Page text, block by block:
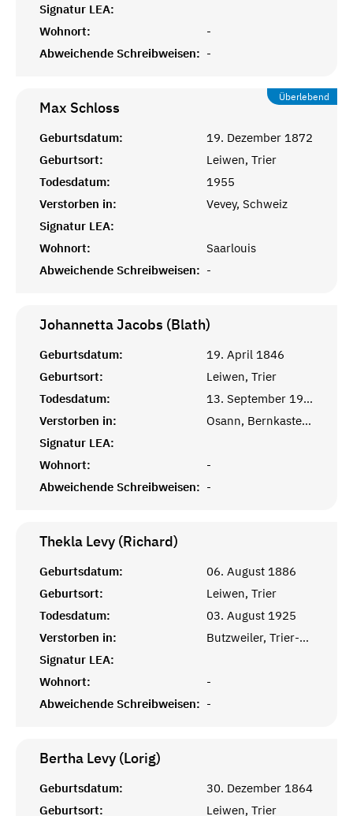
Signatur LEA:
Wohnort:
-
Abweichende Schreibweisen: -
Überlebend
Max Schloss
Geburtsdatum:
19. Dezember 1872
Geburtsort:
Leiwen, Trier
Todesdatum:
1955
Verstorben in:
Vevey, Schweiz
Signatur LEA:
Wohnort:
Saarlouis
Abweichende Schreibweisen: -
Johannetta Jacobs (Blath)
Geburtsdatum:
19. April 1846
Geburtsort:
Leiwen, Trier
Todesdatum:
13. September 1914
Verstorben in:
Osann, Bernkastel-Wittlich
Signatur LEA:
Wohnort:
-
Abweichende Schreibweisen: -
Thekla Levy (Richard)
Geburtsdatum:
06. August 1886
Geburtsort:
Leiwen, Trier
Todesdatum:
03. August 1925
Verstorben in:
Butzweiler, Trier-Saarburg
Signatur LEA:
Wohnort:
-
Abweichende Schreibweisen: -
Bertha Levy (Lorig)
Geburtsdatum:
30. Dezember 1864
Geburtsort:
Leiwen, Trier